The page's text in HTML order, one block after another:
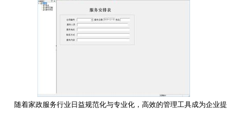
随着家政服务行业日益规范化与专业化，高效的管理工具成为企业提